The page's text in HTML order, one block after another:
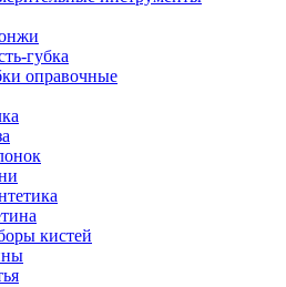
губка
оправочные
кистей